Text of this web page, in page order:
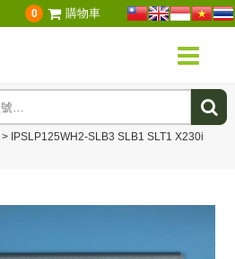
0 購物車
> IPSLP125WH2-SLB3 SLB1 SLT1 X230i